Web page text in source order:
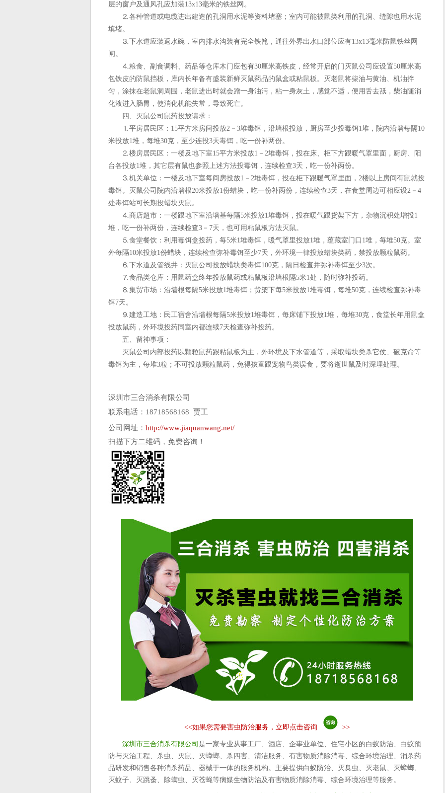
层的窗户及通风孔应加装13x13毫米的铁丝网。
⒉各种管道或电缆进出建造的孔洞用水泥等资料堵塞；室内可能被鼠类利用的孔洞、缝隙也用水泥
填堵。
⒊下水道应装返水碗，室内排水沟装有完全铁篦，通往外界出水口部位应有13x13毫米防鼠铁丝网
闸。
⒋粮食、副食调料、药品等仓库木门应包有30厘米高铁皮，经常开启的门灭鼠公司应设置50厘米高
包铁皮的防鼠挡板，库内长年备有盛装新鲜灭鼠药品的鼠盒或粘鼠板。灭老鼠将柴油与黄油、机油拌
匀，涂抹在老鼠洞周围，老鼠进出时就会蹭一身油污，粘一身灰土，感觉不适，便用舌去舐，柴油随消
化液进入肠胃，使消化机能失常，导致死亡。
四、灭鼠公司鼠药投放请求：
⒈平房居民区：15平方米房间投放2－3堆毒饵，沿墙根投放，厨房至少投毒饵1堆，院内沿墙每隔10
米投放1堆，每堆30克，至少连投3天毒饵，吃一份补两份。
⒉楼房居民区：一楼及地下室15平方米投放1－2堆毒饵，投在床、柜下方跟暖气罩里面，厨房、阳
台各投放1堆，其它层有鼠也参照上述方法投毒饵，连续检查3天，吃一份补两份。
⒊机关单位：一楼及地下室每间房投放1－2堆毒饵，投在柜下跟暖气罩里面，2楼以上房间有鼠就投
毒饵。灭鼠公司院内沿墙根20米投放1份蜡块，吃一份补两份，连续检查3天，在食堂周边可相应设2－4
处毒饵站可长期投蜡块灭鼠。
⒋商店超市：一楼跟地下室沿墙基每隔5米投放1堆毒饵，投在暖气跟货架下方，杂物沉积处增投1
堆，吃一份补两份，连续检查3－7天，也可用粘鼠板方法灭鼠。
⒌食堂餐饮：利用毒饵盒投药，每5米1堆毒饵，暖气罩里投放1堆，蕴藏室门口1堆，每堆50克。室
外每隔10米投放1份蜡块，连续检查弥补毒饵至少7天，外环境一律投放蜡块类药，禁投放颗粒鼠药。
⒍下水道及管线井：灭鼠公司投放蜡块类毒饵100克，隔日检查并弥补毒饵至少3次。
⒎食品类仓库：用鼠药盒终年投放鼠药或粘鼠板沿墙根隔5米1处，随时弥补投药。
⒏集贸市场：沿墙根每隔5米投放1堆毒饵；货架下每5米投放1堆毒饵，每堆50克，连续检查弥补毒
饵7天。
⒐建造工地：民工宿舍沿墙根每隔5米投放1堆毒饵，每床铺下投放1堆，每堆30克，食堂长年用鼠盒
投放鼠药，外环境投药同室内都连续7天检查弥补投药。
五、留神事项：
灭鼠公司内部投药以颗粒鼠药跟粘鼠板为主，外环境及下水管道等，采取蜡块类杀它仗、破克命等
毒饵为主，每堆3粒；不可投放颗粒鼠药，免得孩童跟宠物鸟类误食，要将逝世鼠及时深埋处理。
深圳市三合消杀有限公司
联系电话：18718568168 贾工
公司网址： http://www.jiaquanwang.net/
扫描下方二维码，免费咨询！
<<如果您需要害虫防治服务，立即点击咨询 >>
深圳市三合消杀有限公司 是一家专业从事工厂、酒店、企事业单位、住宅小区的白蚁防治、白蚁预
防与灭治工程、杀虫、灭鼠、灭蟑螂、杀四害、清洁服务、有害物质消除消毒、综合环境治理、消杀药
品研发和销售各种消杀药品、器械于一体的服务机构。主要提供白蚁防治、灭臭虫、灭老鼠、灭蟑螂、
灭蚊子、灭跳蚤、除螨虫、灭苍蝇等病媒生物防治及有害物质消除消毒、综合环境治理等服务。